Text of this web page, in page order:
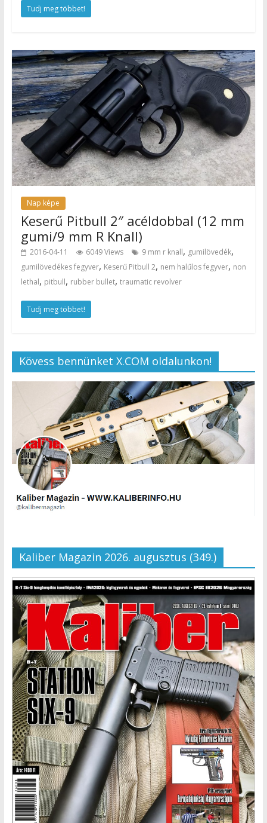
Tudj meg többet!
Nap képe
Keserű Pitbull 2″ acéldobbal (12 mm
gumi/9 mm R Knall)
2016-04-11 6049 Views 9 mm r knall, gumilövedék,
gumilövedékes fegyver, Keserű Pitbull 2, nem halűlos fegyver, non
lethal, pitbull, rubber bullet, traumatic revolver
Tudj meg többet!
Kövess bennünket X.COM oldalunkon!
Kaliber Magazin 2026. augusztus (349.)